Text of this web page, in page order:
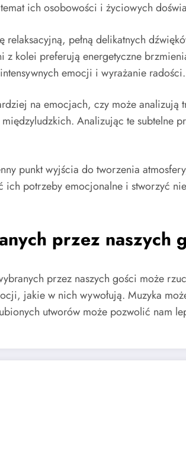
ich osobowości i życiowych
pełną delikatnych
kolei preferują energetyczne
emocji i wyrażanie radości.
na emocjach, czy może analizują
Analizując te subtelne
punkt wyjścia do tworzenia
potrzeby emocjonalne i stworzyć
przez naszych
przez naszych gości może
jakie w nich wywołują. Muzyka
utworów może pozwolić nam